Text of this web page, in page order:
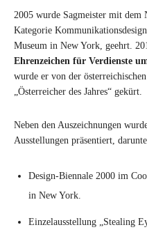
2005 wurde Sagmeister mit dem
Kategorie
Museum in New York, geehrt.
Ehrenzeichen für Verdienste
wurde er von der
„Österreicher des Jahres“ gekürt.
Neben den Auszeichnungen
Ausstellungen präsentiert,
Design-Biennale 2000 im
in New York.
Einzelausstellung „Stealing